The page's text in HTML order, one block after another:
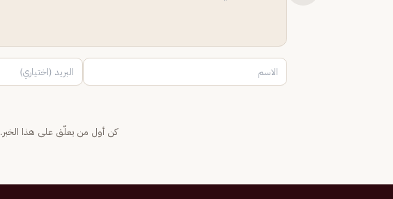
كن أول من يعلّق على هذا الخبر.